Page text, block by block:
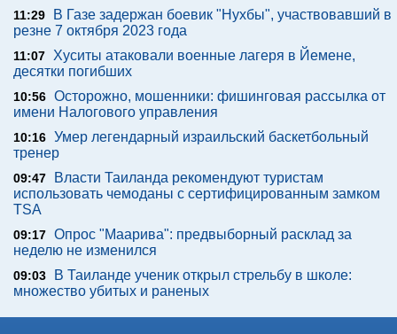
11:29
В Газе задержан боевик "Нухбы", участвовавший в
резне 7 октября 2023 года
11:07
Хуситы атаковали военные лагеря в Йемене,
десятки погибших
10:56 Осторожно, мошенники: фишинговая рассылка от
имени Налогового управления
10:16 Умер легендарный израильский баскетбольный
тренер
09:47
Власти Таиланда рекомендуют туристам
использовать чемоданы с сертифицированным замком
TSA
09:17 Опрос "Mаарива": предвыборный расклад за
неделю не изменился
09:03
В Таиланде ученик открыл стрельбу в школе:
множество убитых и раненых